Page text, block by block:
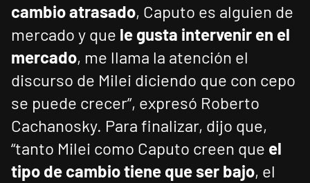
cambio atrasado, Caputo es alguien de
mercado y que le gusta intervenir en el
mercado, me llama la atención el
discurso de Milei diciendo que con cepo
se puede crecer”, expresó Roberto
Cachanosky. Para finalizar, dijo que,
“tanto Milei como Caputo creen que el
tipo de cambio tiene que ser bajo, el